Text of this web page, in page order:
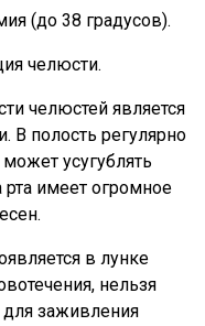
(до 38 градусов).
челюсти.
челюстей является
В полость регулярно
усугублять
имеет огромное
в лунке
нельзя
для заживления